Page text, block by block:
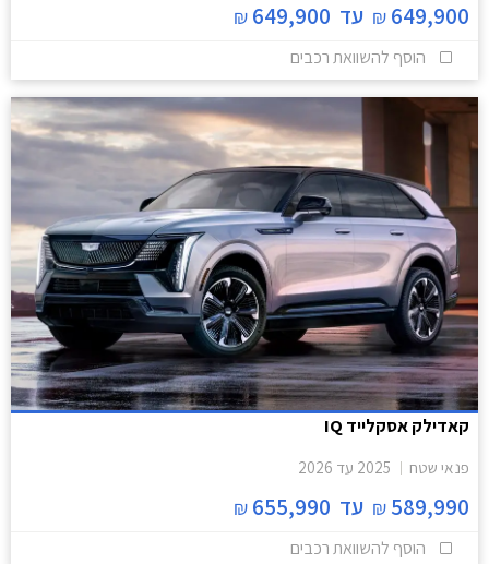
649,900
₪ עד 649,900
₪
הוסף להשוואת רכבים
קאדילק אסקלייד IQ
פנאי שטח 2025 עד 2026
589,990
₪ עד 655,990
₪
הוסף להשוואת רכבים